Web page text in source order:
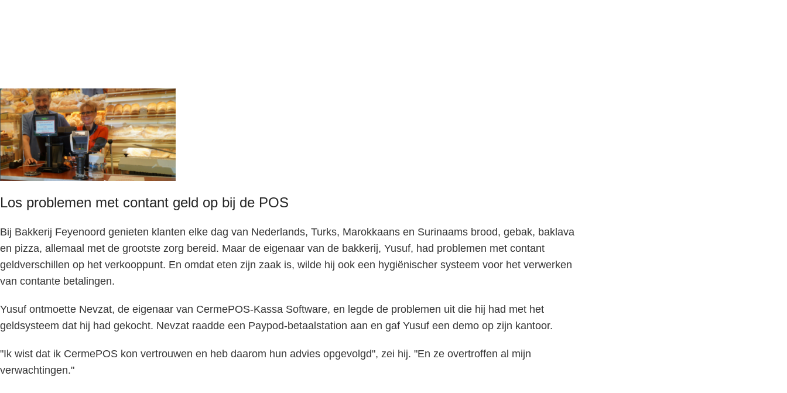
Los problemen met contant geld op bij de POS
Bij Bakkerij Feyenoord genieten klanten elke dag van Nederlands, Turks, Marokkaans en Surinaams brood, gebak, baklava
en pizza, allemaal met de grootste zorg bereid. Maar de eigenaar van de bakkerij, Yusuf, had problemen met contant
geldverschillen op het verkooppunt. En omdat eten zijn zaak is, wilde hij ook een hygiënischer systeem voor het verwerken
van contante betalingen.
Yusuf ontmoette Nevzat, de eigenaar van CermePOS-Kassa Software, en legde de problemen uit die hij had met het
geldsysteem dat hij had gekocht. Nevzat raadde een Paypod-betaalstation aan en gaf Yusuf een demo op zijn kantoor.
"Ik wist dat ik CermePOS kon vertrouwen en heb daarom hun advies opgevolgd", zei hij. "En ze overtroffen al mijn
verwachtingen."